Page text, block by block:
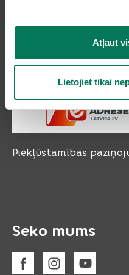
Atļaut
Lietojiet tikai
Tālruņi: 66954899,
Piekļūstamības
Seko mums